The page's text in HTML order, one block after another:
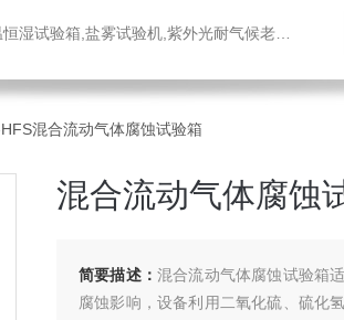
灯老化试验箱，沙尘试验箱，淋雨试验箱，汽车内饰材料燃烧试验机
混合流动气体腐蚀试验箱
混合流动气体腐蚀
简要描述： 混合流动气体腐蚀试验箱
腐蚀影响，设备利用二氧化硫、硫化